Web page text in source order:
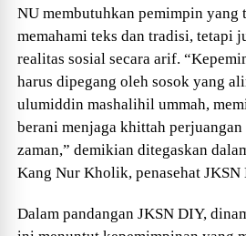
NU membutuhkan pemimpin yang
memahami teks dan tradisi, tetapi
realitas sosial secara arif.
harus dipegang oleh sosok yang
ulumiddin mashalihil ummah,
berani menjaga khittah
zaman,” demikian ditegaskan
Kang Nur Kholik, penasehat JKSN
Dalam pandangan JKSN DIY,